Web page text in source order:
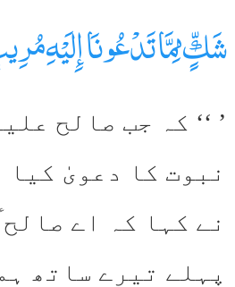
شَكٍّ مِمَّا تَدْعُونَا إِلَيْهِ
’ ‘‘ کہ جب صالح
نبوت کا دعویٰ کیا
نے کہا کہ اے
پہلے تیرے ساتھ